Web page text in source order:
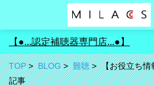
【●...認定補聴器専門店...●】
TOP BLOG 難聴
【お役立ち情
記事